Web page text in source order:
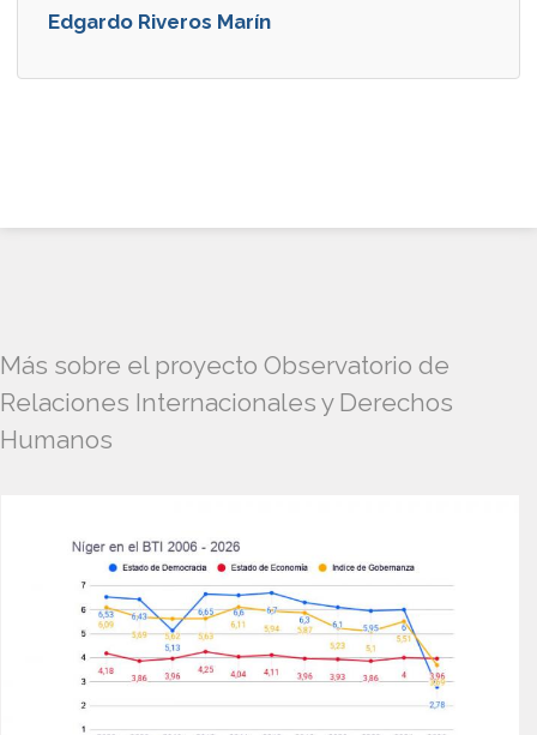
Edgardo Riveros Marín
Más sobre el proyecto Observatorio de
Relaciones Internacionales y Derechos
Humanos